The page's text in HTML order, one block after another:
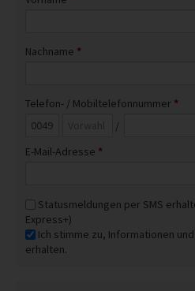
Nachname *
Telefon- / Mobiltelefonnummer *
/
E-Mail-Adresse *
Statusmeldungen per SMS
Express+)
Ich stimme zu, Informationen
erhalten.